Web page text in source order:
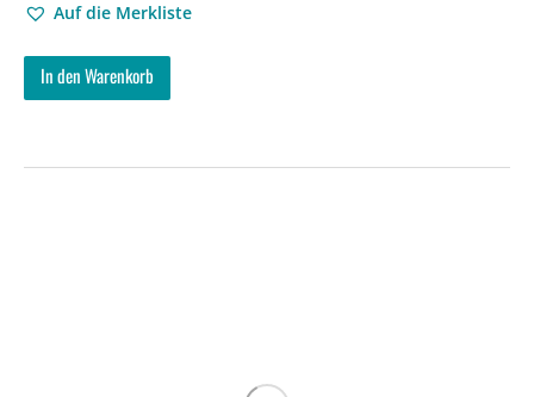
Auf die Merkliste
In den Warenkorb